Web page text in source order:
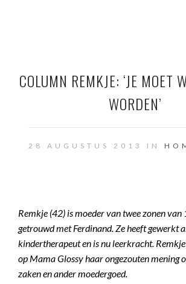
COLUMN REMKJE: ‘JE MOET
WORDEN’
28 AUGUSTUS 2013 IN
Remkje (42) is moeder van twee zonen van
getrouwd met Ferdinand. Ze heeft gewerkt
kindertherapeut en is nu leerkracht.
op Mama Glossy haar ongezouten mening
zaken en ander moedergoed.